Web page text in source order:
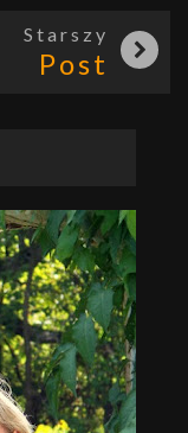
Starszy
Post